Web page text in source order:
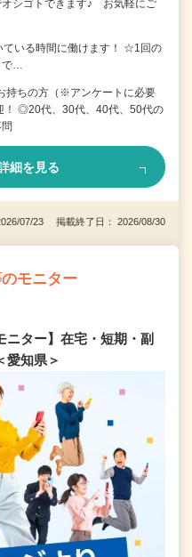
オシゴトできます♪ お気軽にご
ている時間に働けます！ ☆1回の
で…
持ちの方（※アンケートに必要
！ ◎20代、30代、40代、50代の
細を見る
07/23 掲載終了日： 2026/08/30
モニター
ニター】在宅・短期・副
愛知県＞